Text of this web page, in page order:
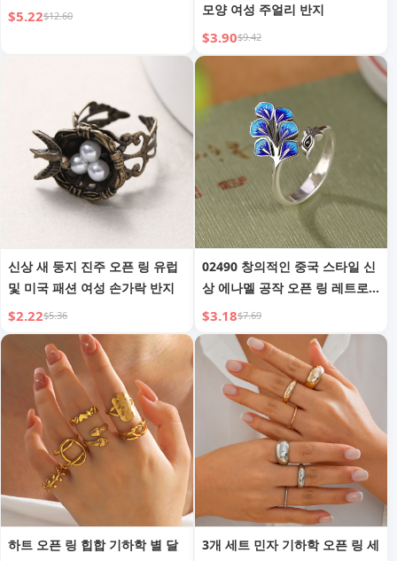
$5.22$12.60
모양 여성 주얼리 반지
$3.90$9.42
신상 새 둥지 진주 오픈 링 유럽
및 미국 패션 여성 손가락 반지
$2.22$5.36
02490 창의적인 중국 스타일 신
상 에나멜 공작 오픈 링 레트로
클루아조네 개성 니치 엘레강트
핑거 링
$3.18$7.69
하트 오픈 링 힙합 기하학 별 달
3개 세트 민자 기하학 오픈 링 세